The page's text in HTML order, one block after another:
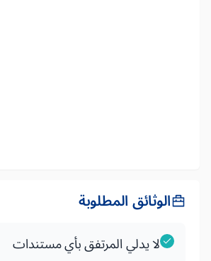
الوثائق المطلوبة
لا يدلي المرتفق بأي مستندات